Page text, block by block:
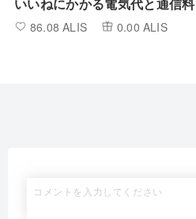
いいねにかかる電気代と通信料
86.08 ALIS 0.00 ALIS